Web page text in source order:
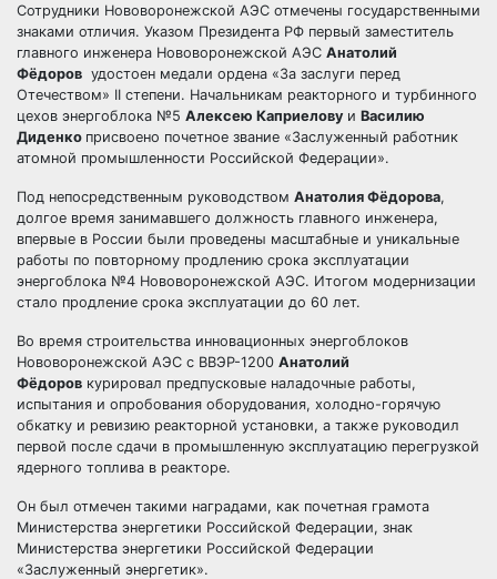
Сотрудники Нововоронежской АЭС отмечены государственными
знаками отличия. Указом Президента РФ первый заместитель
главного инженера Нововоронежской АЭС Анатолий
Фёдоров удостоен медали ордена «За заслуги перед
Отечеством» II степени. Начальникам реакторного и турбинного
цехов энергоблока №5 Алексею Каприелову и Василию
Диденко присвоено почетное звание «Заслуженный работник
атомной промышленности Российской Федерации».
Под непосредственным руководством Анатолия Фёдорова,
долгое время занимавшего должность главного инженера,
впервые в России были проведены масштабные и уникальные
работы по повторному продлению срока эксплуатации
энергоблока №4 Нововоронежской АЭС. Итогом модернизации
стало продление срока эксплуатации до 60 лет.
Во время строительства инновационных энергоблоков
Нововоронежской АЭС с ВВЭР-1200 Анатолий
Фёдоров курировал предпусковые наладочные работы,
испытания и опробования оборудования, холодно-горячую
обкатку и ревизию реакторной установки, а также руководил
первой после сдачи в промышленную эксплуатацию перегрузкой
ядерного топлива в реакторе.
Он был отмечен такими наградами, как почетная грамота
Министерства энергетики Российской Федерации, знак
Министерства энергетики Российской Федерации
«Заслуженный энергетик».